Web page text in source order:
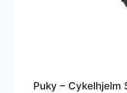
Puky – Cykelhjelm